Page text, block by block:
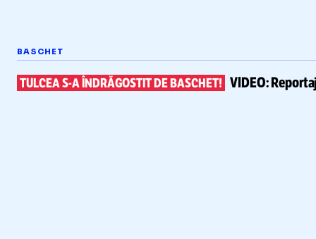
BASCHET
TULCEAS-AÎNDRĂGOSTIT DE BASCHET! VIDEO: